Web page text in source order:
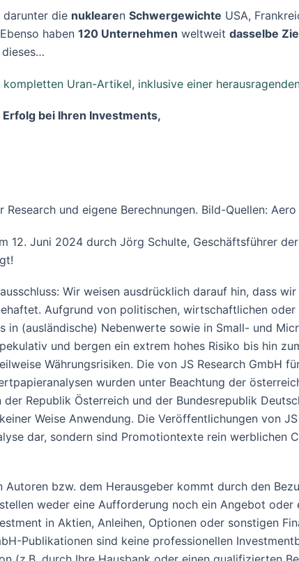
darunter die nuklearen Schwergewichte USA,
haben 120 Unternehmen weltweit dasselbe
dieses…
kompletten Uran-Artikel, inklusive einer
bei Ihren Investments,
Research und eigene Berechnungen. Bild-Quellen:
12. Juni 2024 durch Jörg Schulte, Geschäftsführer
Wir weisen ausdrücklich darauf hin, dass
Aufgrund von politischen, wirtschaftlichen
in (ausländische) Nebenwerte sowie in Small- und
und bergen ein extrem hohes Risiko bis hin
Währungsrisiken. Die von JS Research GmbH
wurden unter Beachtung der
Republik Österreich und der Bundesrepublik
Weise Anwendung. Die Veröffentlichungen von
dar, sondern sind Promotiontexte rein
Autoren bzw. dem Herausgeber kommt durch den
weder eine Aufforderung noch ein Angebot
in Aktien, Anleihen, Optionen oder sonstigen
Publikationen sind keine professionellen